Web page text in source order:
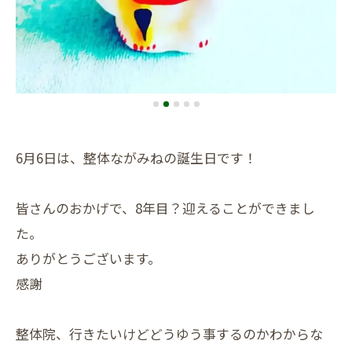
6月6日は、整体ながみねの誕生日です！
皆さんのおかげで、8年目？迎えることができまし
た。
ありがとうございます。
感謝
整体院、行きたいけどどうゆう事するのかわからな